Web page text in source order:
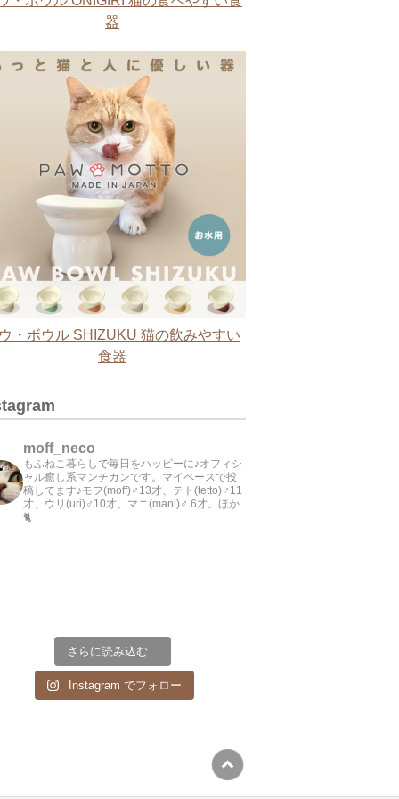
器
・ボウル SHIZUKU 猫の飲みやすい
食器
moff_neco
もふねこ暮らしで毎日をハッピーに♪オフィシ
ャル癒し系マンチカンです。マイペースで投
稿してます♪モフ(moff)♂13才、テト(tetto)♂11
才、ウリ(uri)♂10才、マニ(mani)♂ 6才。ほか
🐈
さらに読み込む...
Instagram でフォロー